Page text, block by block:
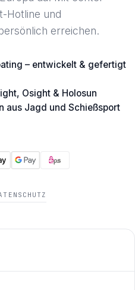
Hotline und
erreichen.
– entwickelt & gefertigt
Osight & Holosun
aus Jagd und Schießsport